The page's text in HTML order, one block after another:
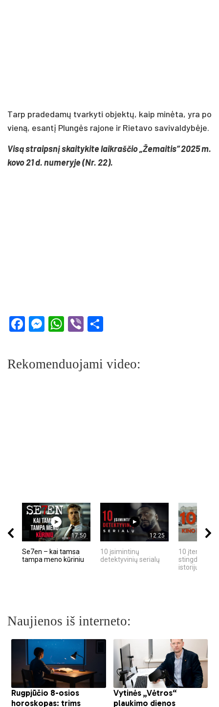
Tarp pradedamų tvarkyti objektų, kaip minėta, yra po
vieną, esantį Plungės rajone ir Rietavo savivaldybėje.
Visą straipsnį skaitykite laikraščio „Žemaitis“ 2025 m.
kovo 21 d. numeryje (Nr. 22).
Facebook
Messenger
WhatsApp
Viber
Rekomenduojami video:
17:50
Se7en – kai tamsa
tampa meno kūriniu
12:25
10 įsimintinų
detektyvinių serialų
10 įtemptų,
stingdančių
istorijų
Naujienos iš interneto: